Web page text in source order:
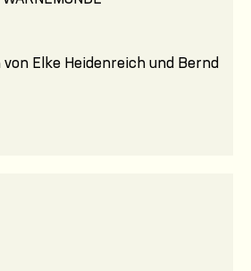
von Elke Heidenreich und Bernd